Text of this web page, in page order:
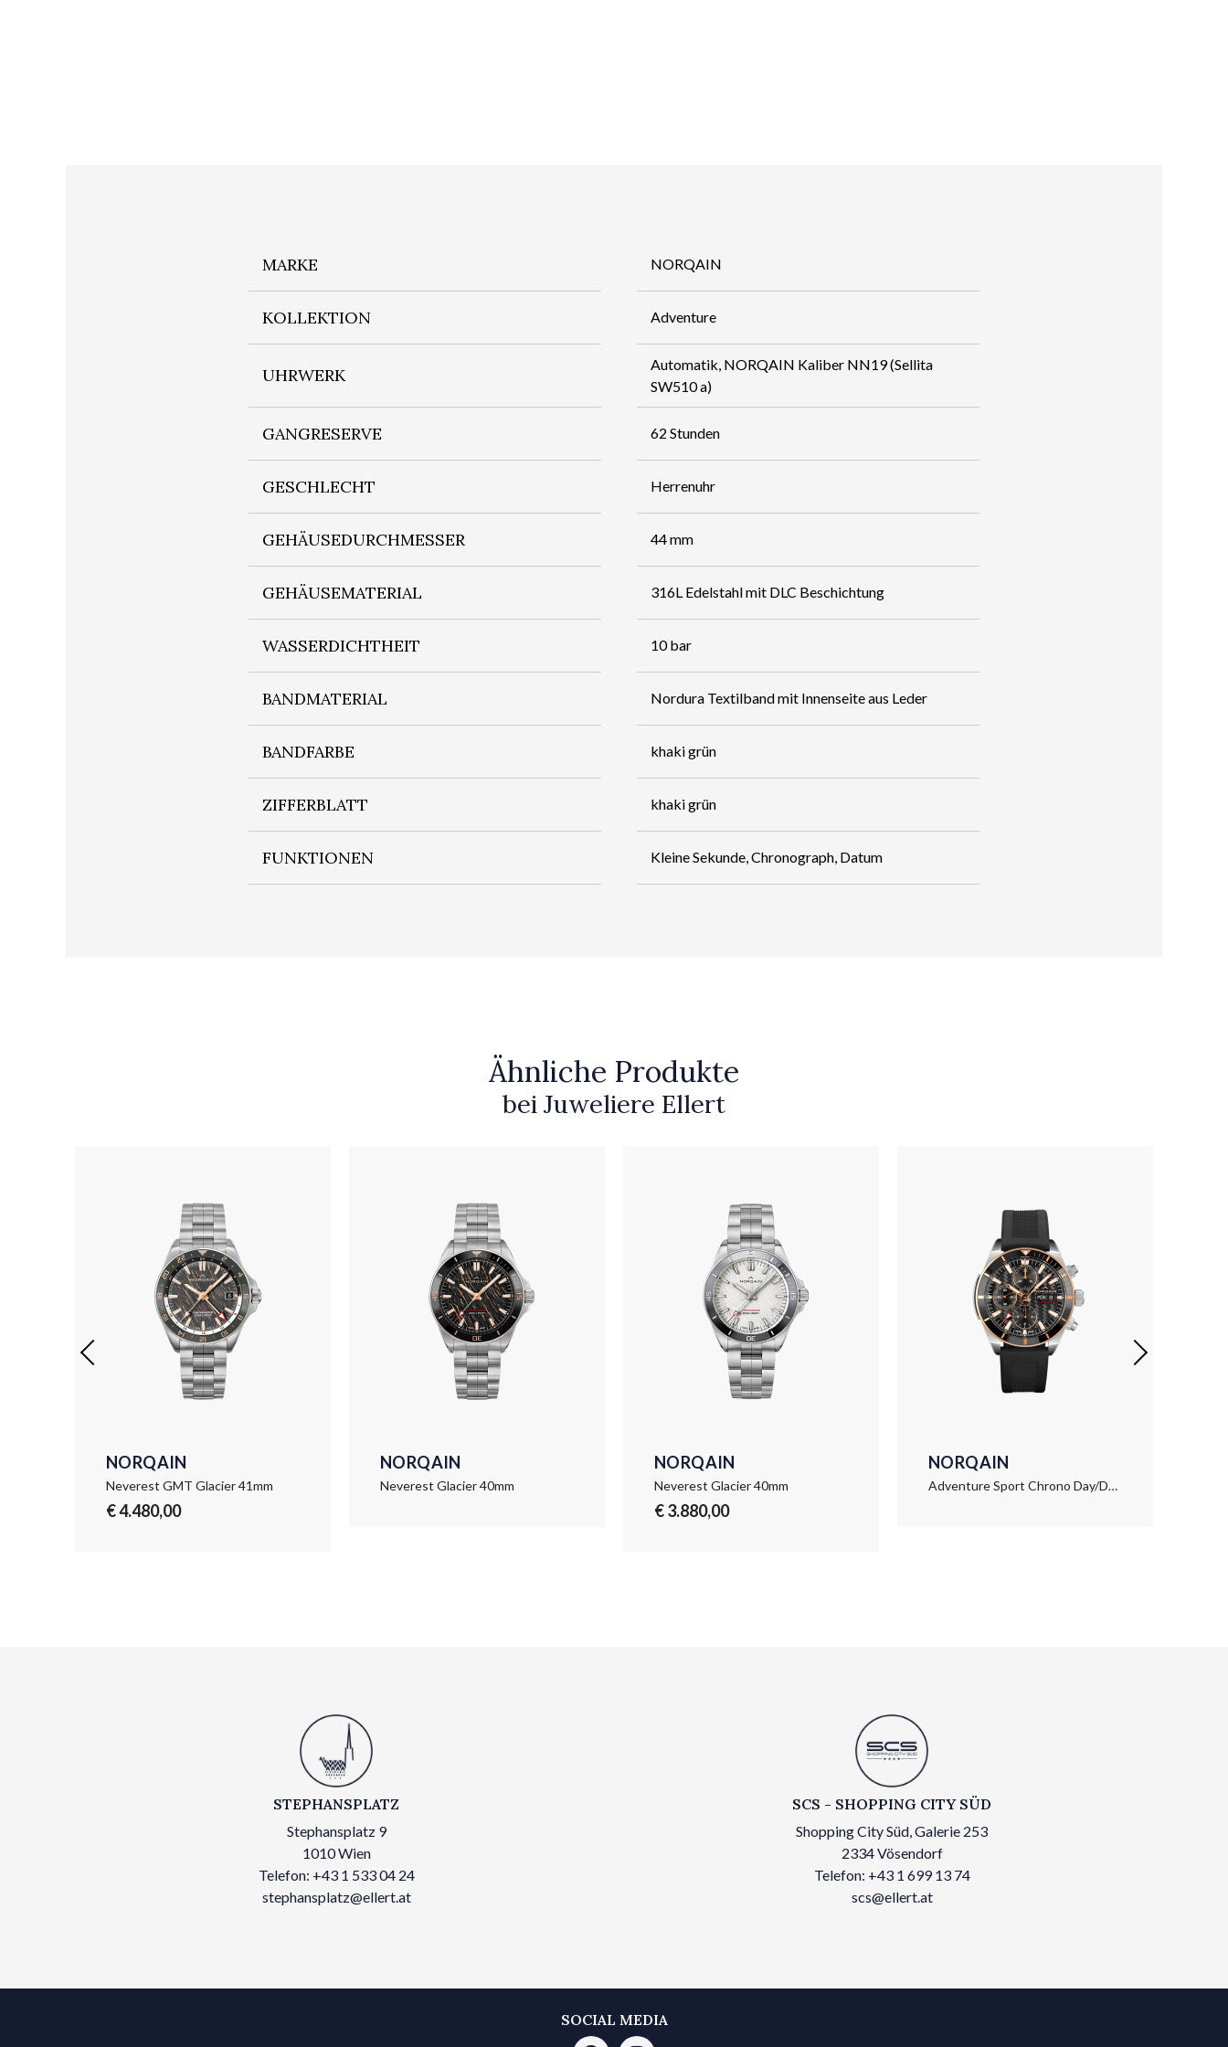
MARKE NORQAIN
KOLLEKTION Adventure
UHRWERK
Automatik, NORQAIN Kaliber NN19 (Sellita
SW510 a)
GANGRESERVE 62 Stunden
GESCHLECHT Herrenuhr
GEHÄUSEDURCHMESSER 44 mm
GEHÄUSEMATERIAL 316L Edelstahl mit DLC Beschichtung
WASSERDICHTHEIT 10 bar
BANDMATERIAL Nordura Textilband mit Innenseite aus Leder
BANDFARBE khaki grün
ZIFFERBLATT khaki grün
FUNKTIONEN Kleine Sekunde, Chronograph, Datum
Ähnliche Produkte
bei Juweliere Ellert
NORQAIN
Neverest GMT Glacier 41mm
€ 4.480,00
NORQAIN
Neverest Glacier 40mm
NORQAIN
Neverest Glacier 40mm
€ 3.880,00
NORQAIN
Adventure Sport Chrono Day/Date 41mm
STEPHANSPLATZ
Stephansplatz 9
1010 Wien
Telefon: +43 1 533 04 24
stephansplatz@ellert.at
SCS - SHOPPING CITY SÜD
Shopping City Süd, Galerie 253
2334 Vösendorf
Telefon: +43 1 699 13 74
scs@ellert.at
SOCIAL MEDIA